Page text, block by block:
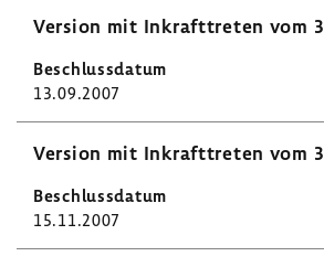
Version mit Inkraft­treten vom
13.09.2007
Version mit Inkraft­treten vom
15.11.2007